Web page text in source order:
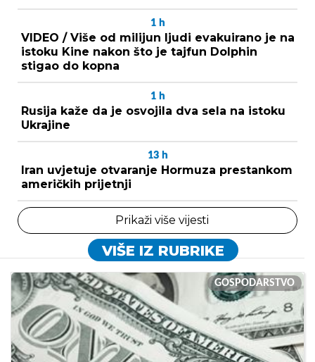
1 h
VIDEO / Više od milijun ljudi evakuirano je na
istoku Kine nakon što je tajfun Dolphin
stigao do kopna
1 h
Rusija kaže da je osvojila dva sela na istoku
Ukrajine
13 h
Iran uvjetuje otvaranje Hormuza prestankom
američkih prijetnji
Prikaži više vijesti
VIŠE IZ RUBRIKE
GOSPODARSTVO